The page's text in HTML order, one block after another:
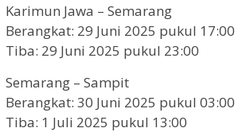
Karimun Jawa – Semarang
Berangkat: 29 Juni 2025 pukul 17:00
Tiba: 29 Juni 2025 pukul 23:00
Semarang – Sampit
Berangkat: 30 Juni 2025 pukul 03:00
Tiba: 1 Juli 2025 pukul 13:00